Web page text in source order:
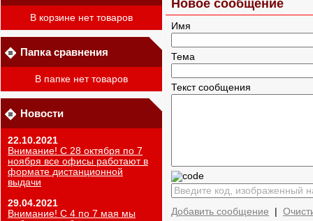
В корзине нет товаров
Папка сравнения
В папке нет товаров
Новости
22.10.2021
Внимание! С 28 октября по 7
ноября все офисы работают в
формате дистанционной
выдачи
29.04.2021
Внимание! С 4 по 7 мая мы
Новое сообщение
Имя
Тема
Текст сообщения
Добавить сообщение